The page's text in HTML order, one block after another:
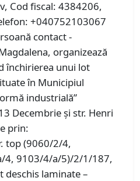
Cod fiscal: 4384206,
+040752103067
contact -
organizează
închirierea unui lot
în Municipiul
industrială”
Decembrie și str. Henri
prin:
top (9060/2/4,
4, 9103/4/a/5)/2/1/187,
deschis laminate –